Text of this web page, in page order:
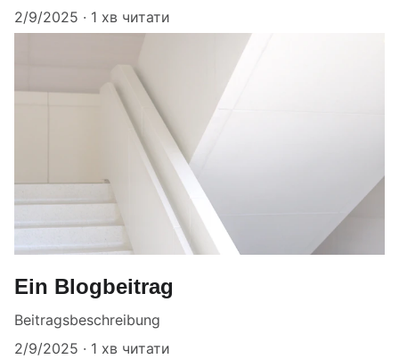
2/9/2025
1 хв читати
Ein Blogbeitrag
Beitragsbeschreibung
2/9/2025
1 хв читати